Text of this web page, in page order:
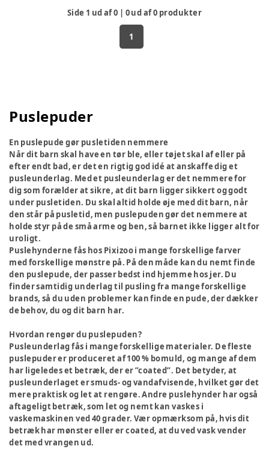
Side 1 ud af0 | 0ud af0 produkter
1
Puslepuder
En puslepude gør pusletiden nemmere
Når dit barn skal have en tør ble, eller tøjet skal af eller på
efter endt bad, er det en rigtig god idé at anskaffe dig et
pusleunderlag. Med et pusleunderlag er det nemmere for
dig som forælder at sikre, at dit barn ligger sikkert og godt
under pusletiden. Du skal altid holde øje med dit barn, når
den står på pusletid, men puslepuden gør det nemmere at
holde styr på de små arme og ben, så barnet ikke ligger alt for
uroligt.
Puslehynderne fås hos Pixizoo i mange forskellige farver
med forskellige mønstre på. På den måde kan du nemt finde
den puslepude, der passer bedst ind hjemme hos jer. Du
finder samtidig underlag til pusling fra mange forskellige
brands, så du uden problemer kan finde en pude, der dækker
de behov, du og dit barn har.
Hvordan rengør du puslepuden?
Pusleunderlag fås i mange forskellige materialer. De fleste
puslepuder er produceret af 100 % bomuld, og mange af dem
har ligeledes et betræk, der er ”coated”. Det betyder, at
pusleunderlaget er smuds- og vandafvisende, hvilket gør det
mere praktisk og let at rengøre. Andre puslehynder har også
aftageligt betræk, som let og nemt kan vaskes i
vaskemaskinen ved 40 grader. Vær opmærksom på, hvis dit
betræk har mønster eller er coated, at du ved vask vender
det med vrangen ud.